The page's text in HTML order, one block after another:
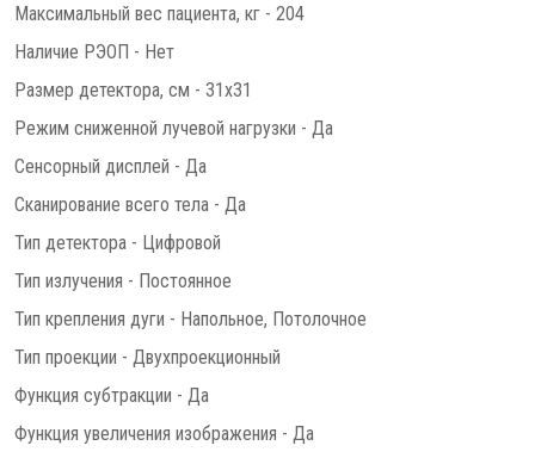
Максимальный вес пациента, кг - 204
Наличие РЭОП - Нет
Размер детектора, см - 31x31
Режим сниженной лучевой нагрузки - Да
Сенсорный дисплей - Да
Сканирование всего тела - Да
Тип детектора - Цифровой
Тип излучения - Постоянное
Тип крепления дуги - Напольное, Потолочное
Тип проекции - Двухпроекционный
Функция субтракции - Да
Функция увеличения изображения - Да